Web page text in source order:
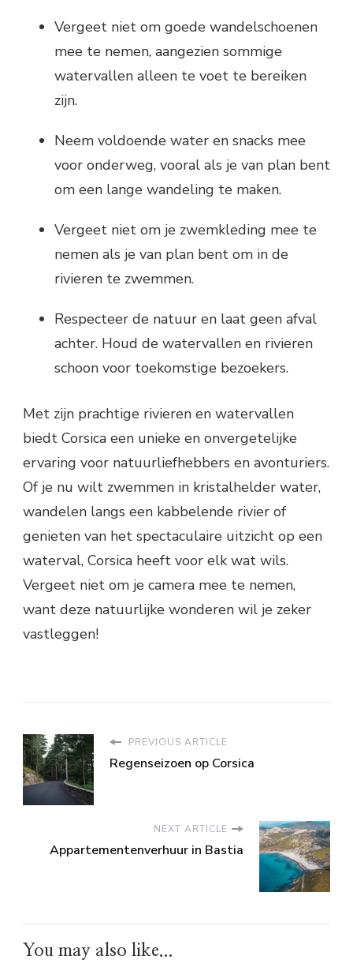
Vergeet niet om goede wandelschoenen
mee te nemen, aangezien sommige
watervallen alleen te voet te bereiken
zijn.
Neem voldoende water en snacks mee
voor onderweg, vooral als je van plan bent
om een lange wandeling te maken.
Vergeet niet om je zwemkleding mee te
nemen als je van plan bent om in de
rivieren te zwemmen.
Respecteer de natuur en laat geen afval
achter. Houd de watervallen en rivieren
schoon voor toekomstige bezoekers.
Met zijn prachtige rivieren en watervallen
biedt Corsica een unieke en onvergetelijke
ervaring voor natuurliefhebbers en avonturiers.
Of je nu wilt zwemmen in kristalhelder water,
wandelen langs een kabbelende rivier of
genieten van het spectaculaire uitzicht op een
waterval, Corsica heeft voor elk wat wils.
Vergeet niet om je camera mee te nemen,
want deze natuurlijke wonderen wil je zeker
vastleggen!
PREVIOUS ARTICLE
Regenseizoen op Corsica
NEXT ARTICLE
Appartementenverhuur in Bastia
You may also like...